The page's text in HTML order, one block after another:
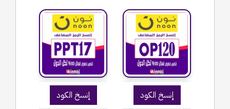
إنسخ الكود إنسخ الكود